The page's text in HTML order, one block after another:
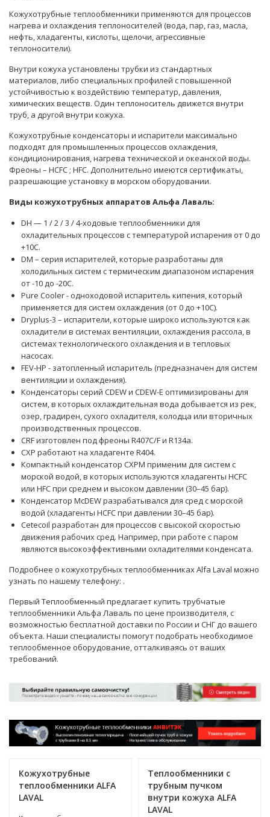
Кожухотрубные теплообменники применяются для процессов
нагрева и охлаждения теплоносителей (вода, пар, газ, масла,
нефть, хладагенты, кислоты, щелочи, агрессивные
теплоносители).
Внутри кожуха установлены трубки из стандартных
материалов, либо специальных профилей с повышенной
устойчивостью к воздействию температур, давления,
химических веществ. Один теплоноситель движется внутри
труб, а другой внутри кожуха.
Кожухотрубные конденсаторы и испарители максимально
подходят для промышленных процессов охлаждения,
кондиционирования, нагрева технической и океанской воды.
Фреоны – HCFC ; HFC. Дополнительно имеются сертификаты,
разрешающие установку в морском оборудовании.
Виды кожухотрубных аппаратов Альфа Лаваль:
DH — 1 / 2 / 3 / 4-ходовые теплообменники для
охладительных процессов с температурой испарения от 0 до
+10C.
DM – серия испарителей, которые разработаны для
холодильных систем с термическим диапазоном испарения
от -10 до -20C.
Pure Cooler - одноходовой испаритель кипения, который
применяется для систем охлаждения (от 0 до +10C).
Dryplus-3 – испарители, которые широко используются как
охладители в системах вентиляции, охлаждения рассола, в
системах технологического охлаждения и в тепловых
насосах.
FEV-HP - затопленный испаритель (предназначен для систем
вентиляции и охлаждения).
Конденсаторы серий CDEW и CDEW-E оптимизированы для
систем, в которых охлаждительная вода добывается из рек,
озер, градирен, сухого охладителя, колодца или вторичных
производственных процессов.
CRF изготовлен под фреоны R407C/F и R134a.
CXP работают на хладагенте R404.
Компактный конденсатор CXPM применим для систем с
морской водой, в которых используются хладагенты HCFC
или HFC при среднем и высоком давлении (30–45 бар).
Конденсатор McDEW разрабатывался для сред с морской
водой (хладагенты HCFC при давлении 30–45 бар).
Cetecoil разработан для процессов с высокой скоростью
движения рабочих сред. Например, при работе с паром
являются высокоэффективными охладителями конденсата.
Подробнее о кожухотрубных теплообменниках Alfa Laval можно
узнать по нашему телефону: .
Первый Теплообменный предлагает купить трубчатые
теплообменники Альфа Лаваль по цене производителя, с
возможностью бесплатной доставки по России и СНГ до вашего
объекта. Наши специалисты помогут подобрать необходимое
теплообменное оборудование, отталкиваясь от ваших
требований.
Кожухотрубные
теплообменники ALFA
LAVAL
Теплообменники с
трубным пучком
внутри кожуха ALFA
LAVAL